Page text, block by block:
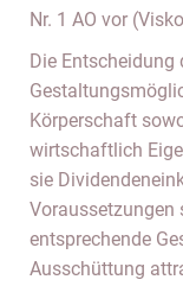
Nr. 1 AO vor
Die Entscheidung
Körperschaft
wirtschaftlich
sie
Voraussetzungen
entsprechende
Ausschüttung